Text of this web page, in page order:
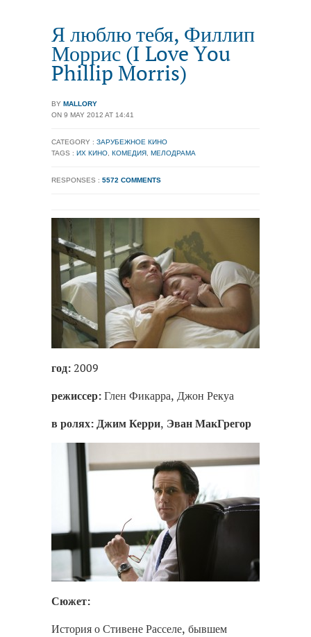
Я люблю тебя, Филлип
Моррис (I Love You
Phillip Morris)
BY MALLORY
ON 9 MAY 2012 AT 14:41
CATEGORY : ЗАРУБЕЖНОЕ КИНО
TAGS : ИХ КИНО КОМЕДИЯ МЕЛОДРАМА
RESPONSES : 5572 COMMENTS
год:2009
режиссер:Глен Фикарра, Джон Рекуа
в ролях:Джим Керри, Эван МакГрегор
Сюжет:
История о Стивене Расселе, бывшем